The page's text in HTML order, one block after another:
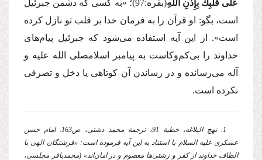
عَلَی قَلْبِكَ بِإِذْنِ اللَّهِ(بقره:97)؛
«به كسی كه دشمن جبرئیل
است، بگو: او قرآن را به فرمان خدا بر قلب تو نازل كرده
است». از این آیه استفاده می‌شود كه جبرئیل پیام‌های
خداوند را بی‌كم‌وكاست به پیامبر اسلامصلی الله علیه و
آله می‌رسانده و در رساندن آن كوتاهی یا دخل و تصرفی
نكرده است.
1. نهج البلاغه، خطبة 91، ترجمة محمد دشتی، ص163. امام حسن
عسكری علیه السلام با استناد به این آیه فرموده است: «فرشتگان الهی با
الطاف خداوند از كفر و زشتی‌ها معصوم و در امان‌اند» (محمدباقر مجلسی،